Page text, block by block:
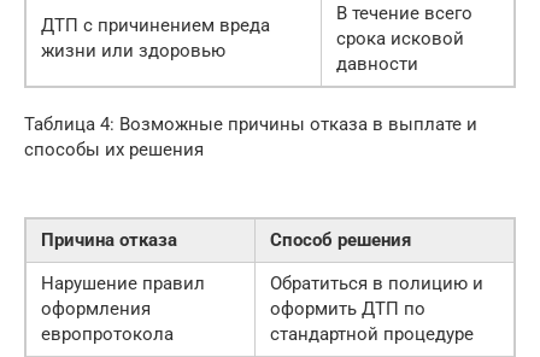
ДТП с причинением вреда
жизни или здоровью
В течение всего
срока исковой
давности
Таблица 4: Возможные причины отказа в выплате и
способы их решения
Причина отказа
Способ решения
Нарушение правил
оформления
европротокола
Обратиться в полицию и
оформить ДТП по
стандартной процедуре